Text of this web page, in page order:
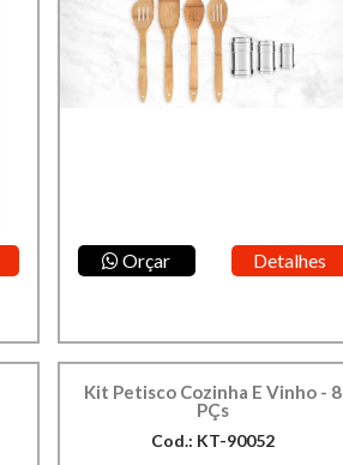
Orçar Detalhes
Kit Petisco Cozinha E Vinho - 8
PÇs
Cod.: KT-90052